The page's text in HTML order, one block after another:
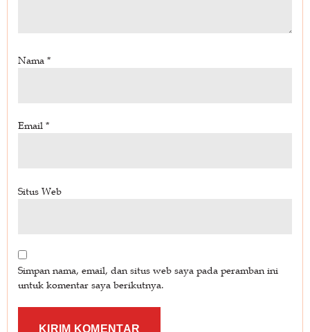
Nama *
Email *
Situs Web
Simpan nama, email, dan situs web saya pada peramban ini
untuk komentar saya berikutnya.